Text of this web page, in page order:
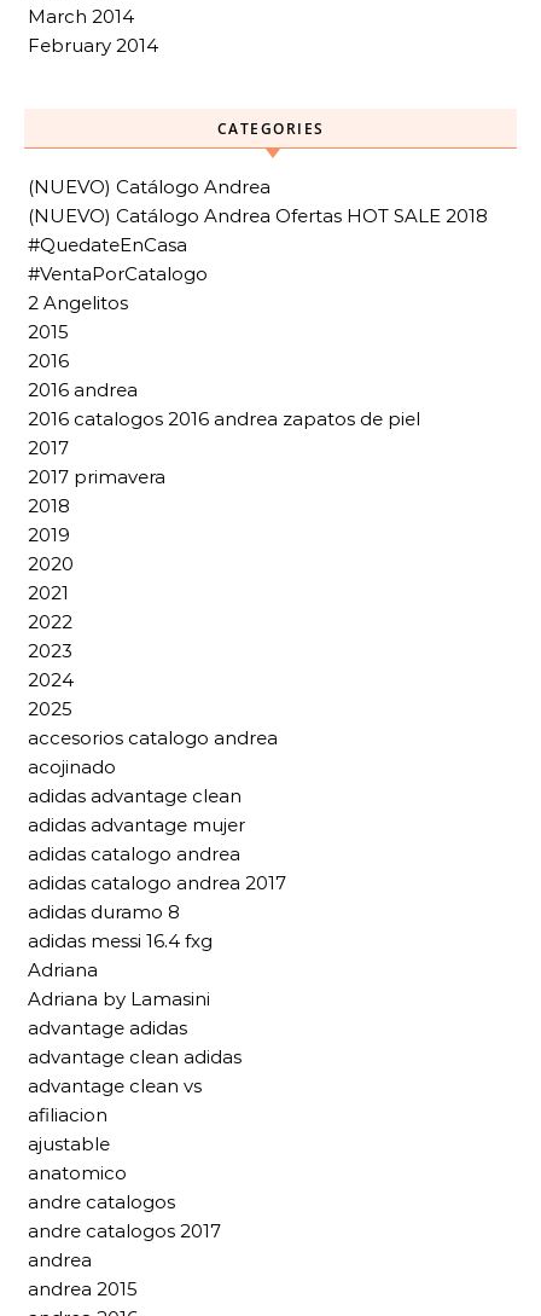
March 2014
February 2014
CATEGORIES
(NUEVO) Catálogo Andrea
(NUEVO) Catálogo Andrea Ofertas HOT SALE 2018
#QuedateEnCasa
#VentaPorCatalogo
2 Angelitos
2015
2016
2016 andrea
2016 catalogos 2016 andrea zapatos de piel
2017
2017 primavera
2018
2019
2020
2021
2022
2023
2024
2025
accesorios catalogo andrea
acojinado
adidas advantage clean
adidas advantage mujer
adidas catalogo andrea
adidas catalogo andrea 2017
adidas duramo 8
adidas messi 16.4 fxg
Adriana
Adriana by Lamasini
advantage adidas
advantage clean adidas
advantage clean vs
afiliacion
ajustable
anatomico
andre catalogos
andre catalogos 2017
andrea
andrea 2015